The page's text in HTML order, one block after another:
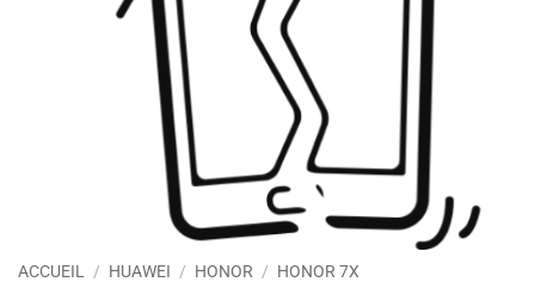
ACCUEIL / HUAWEI / HONOR / HONOR 7X